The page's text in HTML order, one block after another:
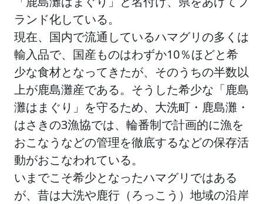
ランド化している。
現在、国内で流通しているハマグリの多くは
輸入品で、国産ものはわずか10％ほどと希
少な食材となってきたが、そのうちの半数以
上が鹿島灘産である。そうした希少な「鹿島
灘はまぐり」を守るため、大洗町・鹿島灘・
はさきの3漁協では、輪番制で計画的に漁を
おこなうなどの管理を徹底するなどの保存活
動がおこなわれている。
いまでこそ希少となったハマグリではある
が、昔は大洗や鹿行（ろっこう）地域の沿岸